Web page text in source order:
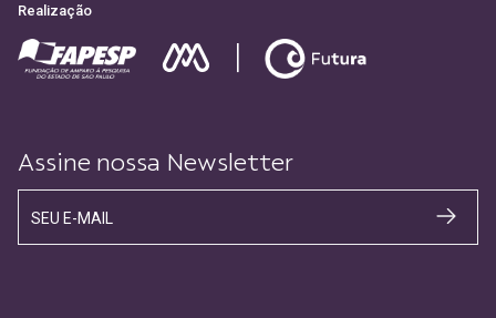
Realização
Assine nossa Newsletter
SEU E-MAIL